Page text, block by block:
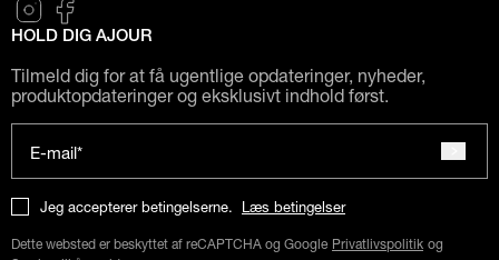
HOLD DIG AJOUR
Tilmeld dig for at få ugentlige opdateringer, nyheder,
produktopdateringer og eksklusivt indhold først.
E-mail*
Jeg accepterer betingelserne. Læs betingelser
Dette websted er beskyttet af reCAPTCHA og Google Privatlivspolitik og